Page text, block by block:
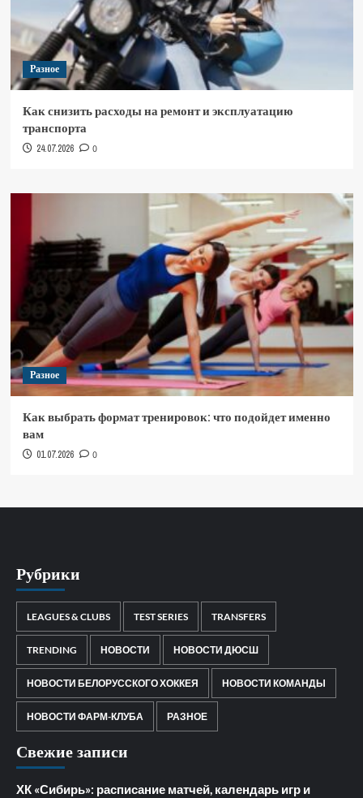
Разное
Как снизить расходы на ремонт и эксплуатацию
транспорта
24.07.2026 0
Разное
Как выбрать формат тренировок: что подойдет именно
вам
01.07.2026 0
Рубрики
LEAGUES & CLUBS TEST SERIES TRANSFERS
TRENDING НОВОСТИ НОВОСТИ ДЮСШ
НОВОСТИ БЕЛОРУССКОГО ХОККЕЯ НОВОСТИ КОМАНДЫ
НОВОСТИ ФАРМ-КЛУБА РАЗНОЕ
Свежие записи
ХК «Сибирь»: расписание матчей, календарь игр и